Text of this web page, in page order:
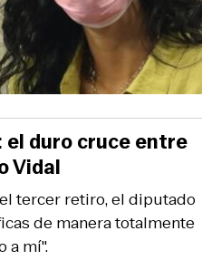
tercer retiro, el diputado
de manera totalmente
a mí".
duro cruce entre
Vidal